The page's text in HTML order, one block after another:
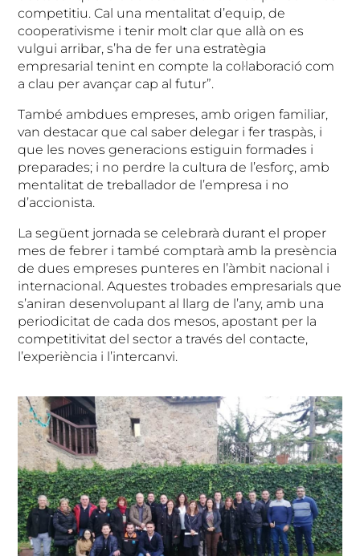
competitiu. Cal una mentalitat d’equip, de
cooperativisme i tenir molt clar que allà on es
vulgui arribar, s’ha de fer una estratègia
empresarial tenint en compte la col·laboració com
a clau per avançar cap al futur”.
També ambdues empreses, amb origen familiar,
van destacar que cal saber delegar i fer traspàs, i
que les noves generacions estiguin formades i
preparades; i no perdre la cultura de l’esforç, amb
mentalitat de treballador de l’empresa i no
d’accionista.
La següent jornada se celebrarà durant el proper
mes de febrer i també comptarà amb la presència
de dues empreses punteres en l’àmbit nacional i
internacional. Aquestes trobades empresarials que
s’aniran desenvolupant al llarg de l’any, amb una
periodicitat de cada dos mesos, apostant per la
competitivitat del sector a través del contacte,
l’experiència i l’intercanvi.